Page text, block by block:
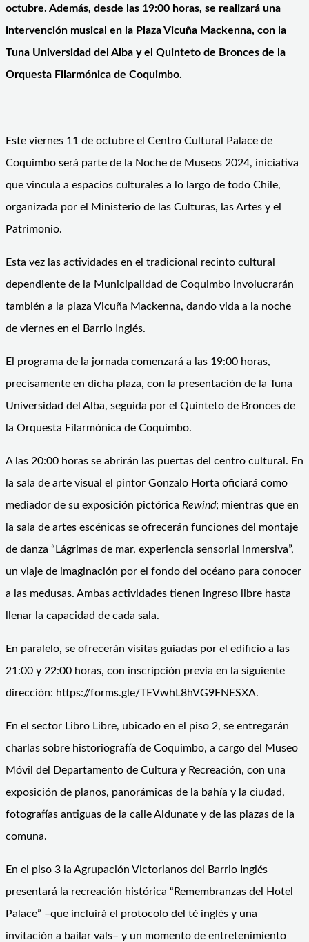
octubre. Además, desde las 19:00 horas, se realizará una
intervención musical en la Plaza Vicuña Mackenna, con la
Tuna Universidad del Alba y el Quinteto de Bronces de la
Orquesta Filarmónica de Coquimbo.
Este viernes 11 de octubre el Centro Cultural Palace de
Coquimbo será parte de la Noche de Museos 2024, iniciativa
que vincula a espacios culturales a lo largo de todo Chile,
organizada por el Ministerio de las Culturas, las Artes y el
Patrimonio.
Esta vez las actividades en el tradicional recinto cultural
dependiente de la Municipalidad de Coquimbo involucrarán
también a la plaza Vicuña Mackenna, dando vida a la noche
de viernes en el Barrio Inglés.
El programa de la jornada comenzará a las 19:00 horas,
precisamente en dicha plaza, con la presentación de la Tuna
Universidad del Alba, seguida por el Quinteto de Bronces de
la Orquesta Filarmónica de Coquimbo.
A las 20:00 horas se abrirán las puertas del centro cultural. En
la sala de arte visual el pintor Gonzalo Horta oficiará como
mediador de su exposición pictórica Rewind; mientras que en
la sala de artes escénicas se ofrecerán funciones del montaje
de danza “Lágrimas de mar, experiencia sensorial inmersiva”,
un viaje de imaginación por el fondo del océano para conocer
a las medusas. Ambas actividades tienen ingreso libre hasta
llenar la capacidad de cada sala.
En paralelo, se ofrecerán visitas guiadas por el edificio a las
21:00 y 22:00 horas, con inscripción previa en la siguiente
dirección: https://forms.gle/TEVwhL8hVG9FNESXA.
En el sector Libro Libre, ubicado en el piso 2, se entregarán
charlas sobre historiografía de Coquimbo, a cargo del Museo
Móvil del Departamento de Cultura y Recreación, con una
exposición de planos, panorámicas de la bahía y la ciudad,
fotografías antiguas de la calle Aldunate y de las plazas de la
comuna.
En el piso 3 la Agrupación Victorianos del Barrio Inglés
presentará la recreación histórica “Remembranzas del Hotel
Palace” –que incluirá el protocolo del té inglés y una
invitación a bailar vals– y un momento de entretenimiento